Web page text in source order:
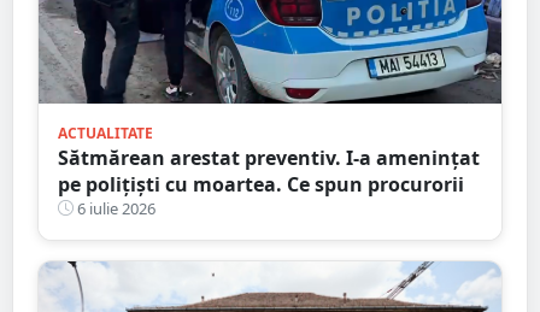
ACTUALITATE
Sătmărean arestat preventiv. I-a amenințat
pe polițiști cu moartea. Ce spun procurorii
6 iulie 2026